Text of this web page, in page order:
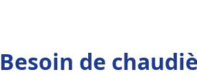
Besoin de